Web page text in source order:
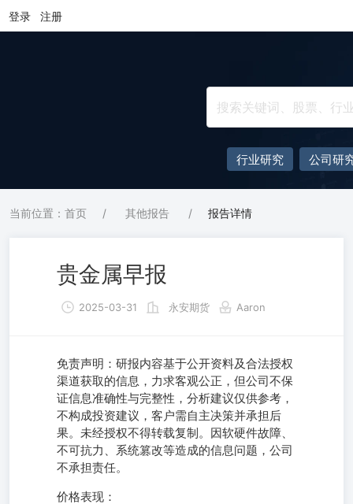
登录 注册
行业研究 公司研
当前位置：首页 / 其他报告 / 报告详情
贵金属早报
2025-03-31 永安期货 Aaron
免责声明：研报内容基于公开资料及合法授权
渠道获取的信息，力求客观公正，但公司不保
证信息准确性与完整性，分析建议仅供参考，
不构成投资建议，客户需自主决策并承担后
果。未经授权不得转载复制。因软硬件故障、
不可抗力、系统篡改等造成的信息问题，公司
不承担责任。
价格表现：